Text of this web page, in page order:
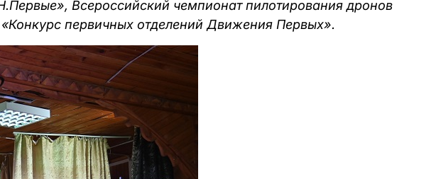
Всероссийский чемпионат пилотирования дронов
первичных отделений Движения Первых».